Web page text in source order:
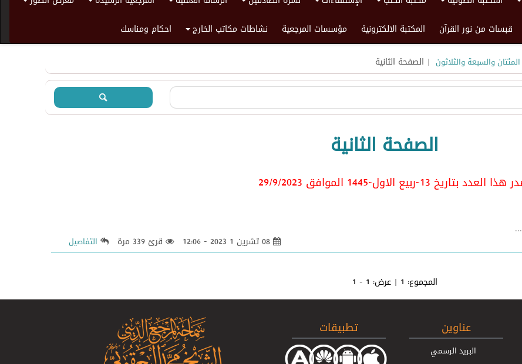
قبسات من نور القرآن المكتبة الالكترونية مؤسسات المرجعية نشاطات مكاتب الخارج احكام ومناسك
والسبعة والثلاثون | الصفحة الثانية
الصفحة الثانية
العدد بتاريخ 13-ربيع الاول-1445 الموافق 29/9/2023
قرئ 339 مرة التفاصيل
المجموع: 1 | عرض: 1 - 1
عناوين
البريد الرسمي
تطبيقات